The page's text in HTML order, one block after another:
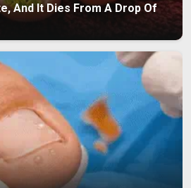
And It Dies From A Drop Of